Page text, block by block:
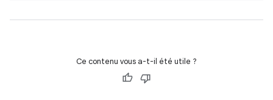
Ce contenu vous a-t-il été utile ?